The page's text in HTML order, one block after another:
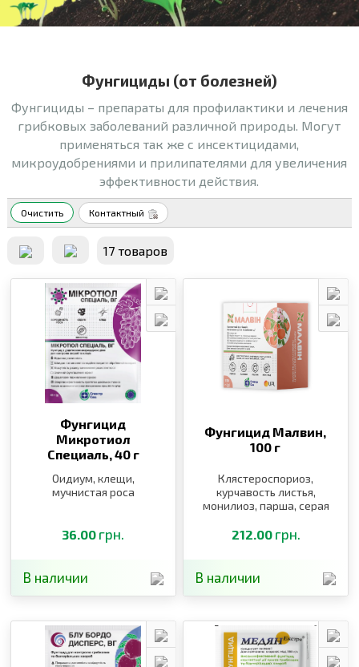
Фунгициды (от болезней)
Фунгициды – препараты для профилактики и лечения
грибковых заболеваний различной природы. Могут
применяться так же с инсектицидами,
микроудобрениями и прилипателями для увеличения
эффективности действия.
Очистить Контактный
17 товаров
Фунгицид
Микротиол
Специаль,40 г
Оидиум, клещи,
мучнистая роса
36.00 грн.
В наличии
Фунгицид Малвин,
100 г
Клястероспориоз,
курчавость листья,
монилиоз, парша, серая
оидиум
212.00 грн.
В наличии